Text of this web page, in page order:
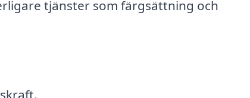
tjänster som färgsättning och